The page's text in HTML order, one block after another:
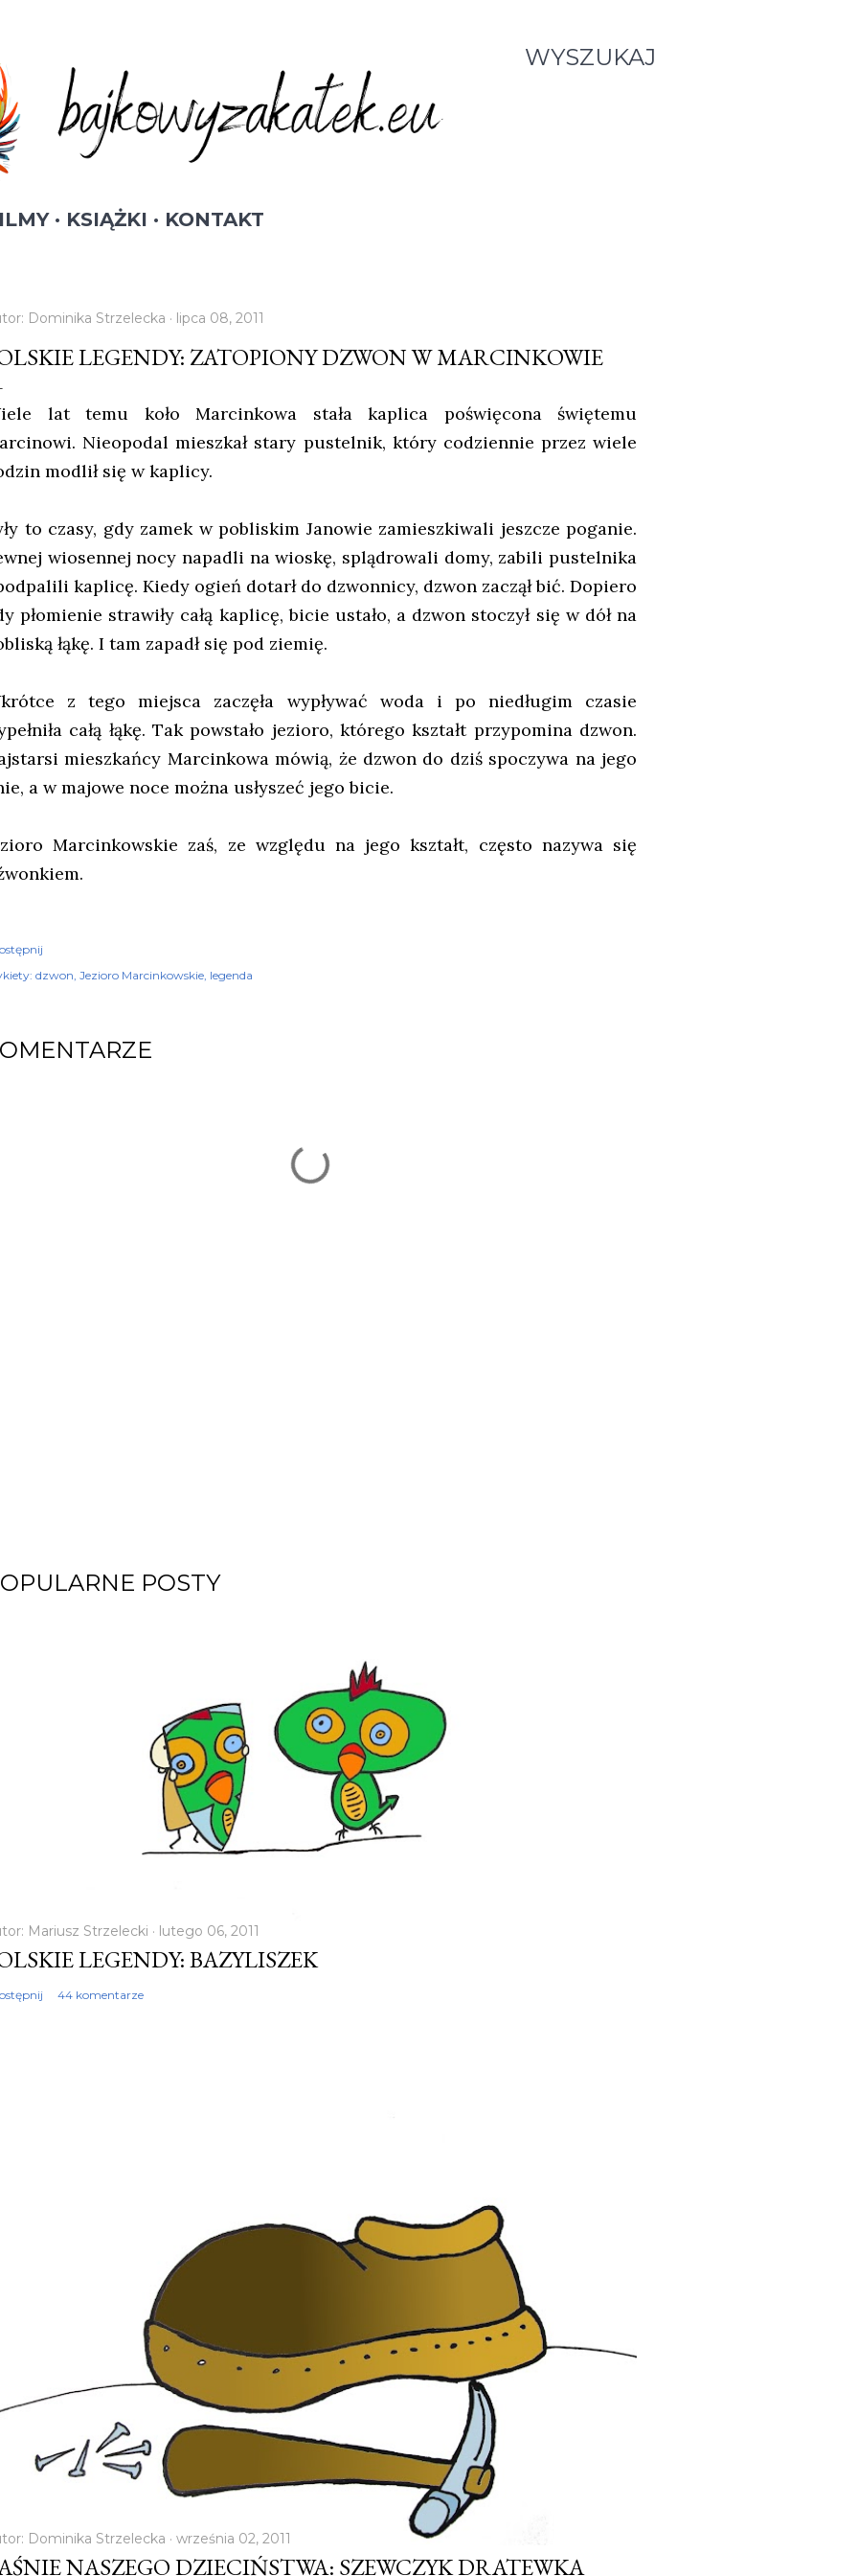
WYSZUKAJ
KSIĄŻKI KONTAKT
Dominika Strzelecka lipca 08, 2011
LEGENDY: ZATOPIONY DZWON W MARCINKOWIE
lat temu koło Marcinkowa stała kaplica poświęcona świętemu
Nieopodal mieszkał stary pustelnik, który codziennie przez wiele
modlił się w kaplicy.
to czasy, gdy zamek w pobliskim Janowie zamieszkiwali jeszcze poganie.
wiosennej nocy napadli na wioskę, splądrowali domy, zabili pustelnika
kaplicę. Kiedy ogień dotarł do dzwonnicy, dzwon zaczął bić. Dopiero
płomienie strawiły całą kaplicę, bicie ustało, a dzwon stoczył się w dół na
łąkę. I tam zapadł się pod ziemię.
z tego miejsca zaczęła wypływać woda i po niedługim czasie
całą łąkę. Tak powstało jezioro, którego kształt przypomina dzwon.
mieszkańcy Marcinkowa mówią, że dzwon do dziś spoczywa na jego
a w majowe noce można usłyszeć jego bicie.
Marcinkowskie zaś, ze względu na jego kształt, często nazywa się
dzwon Jezioro Marcinkowskie legenda
POSTY
Mariusz Strzelecki lutego 06, 2011
LEGENDY: BAZYLISZEK
44 komentarze
Dominika Strzelecka września 02, 2011
NASZEGO DZIECIŃSTWA: SZEWCZYK DRATEWKA